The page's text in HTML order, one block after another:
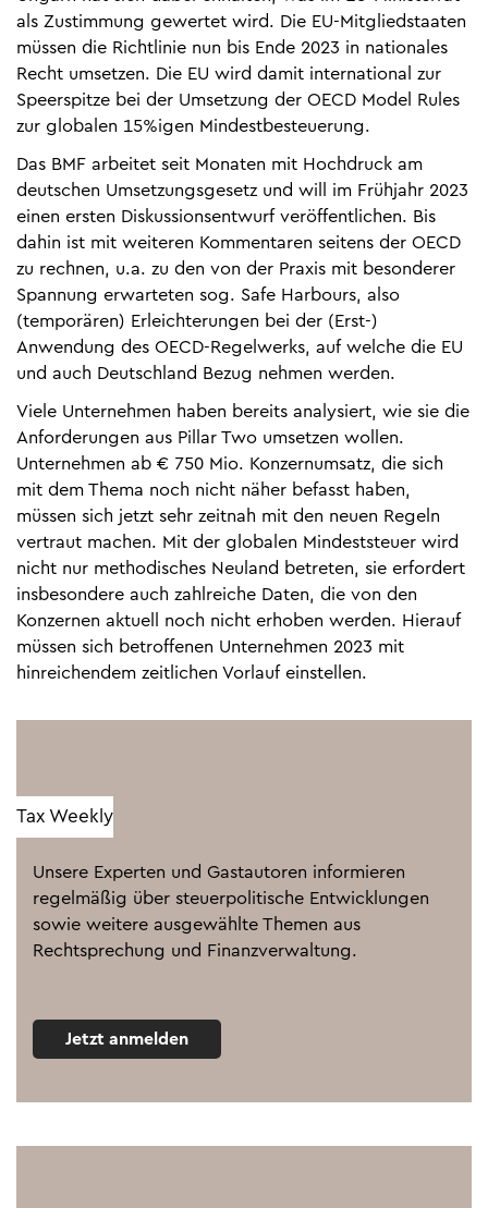
als Zustimmung gewertet wird. Die EU-Mitgliedstaaten
müssen die Richtlinie nun bis Ende 2023 in nationales
Recht umsetzen. Die EU wird damit international zur
Speerspitze bei der Umsetzung der OECD Model Rules
zur globalen 15%igen Mindestbesteuerung.
Das BMF arbeitet seit Monaten mit Hochdruck am
deutschen Umsetzungsgesetz und will im Frühjahr 2023
einen ersten Diskussionsentwurf veröffentlichen. Bis
dahin ist mit weiteren Kommentaren seitens der OECD
zu rechnen, u.a. zu den von der Praxis mit besonderer
Spannung erwarteten sog. Safe Harbours, also
(temporären) Erleichterungen bei der (Erst-)
Anwendung des OECD-Regelwerks, auf welche die EU
und auch Deutschland Bezug nehmen werden.
Viele Unternehmen haben bereits analysiert, wie sie die
Anforderungen aus Pillar Two umsetzen wollen.
Unternehmen ab € 750 Mio. Konzernumsatz, die sich
mit dem Thema noch nicht näher befasst haben,
müssen sich jetzt sehr zeitnah mit den neuen Regeln
vertraut machen. Mit der globalen Mindeststeuer wird
nicht nur methodisches Neuland betreten, sie erfordert
insbesondere auch zahlreiche Daten, die von den
Konzernen aktuell noch nicht erhoben werden. Hierauf
müssen sich betroffenen Unternehmen 2023 mit
hinreichendem zeitlichen Vorlauf einstellen.
Tax Weekly
Unsere Experten und Gastautoren informieren
regelmäßig über steuerpolitische Entwicklungen
sowie weitere ausgewählte Themen aus
Rechtsprechung und Finanzverwaltung.
Jetzt anmelden